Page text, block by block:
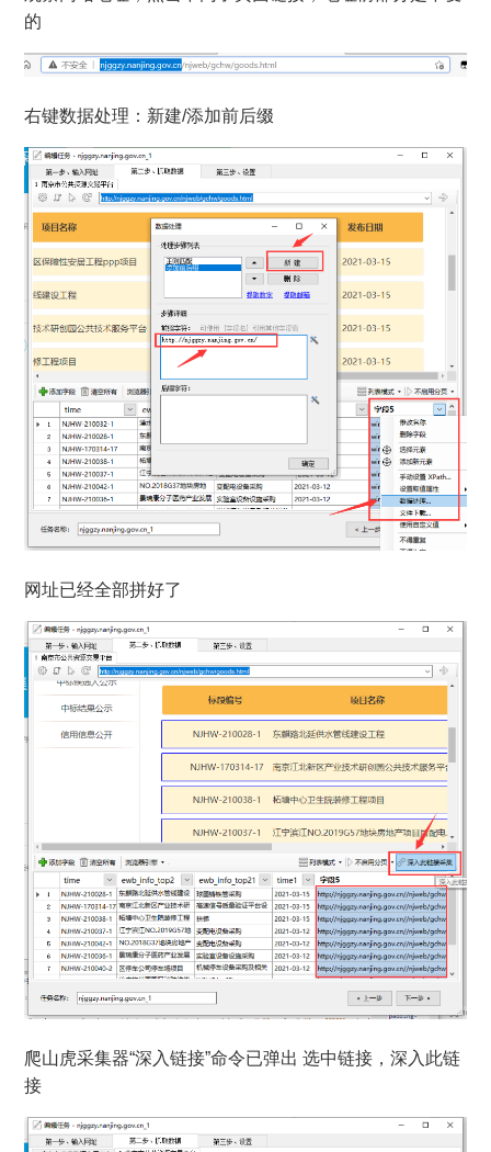
的
右键数据处理：新建/添加前后缀
网址已经全部拼好了
爬山虎采集器“深入链接”命令已弹出 选中链接，深入此链
接